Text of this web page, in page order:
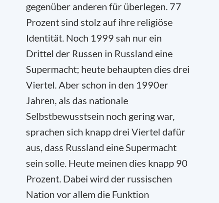
gegenüber anderen für überlegen. 77
Prozent sind stolz auf ihre religiöse
Identität. Noch 1999 sah nur ein
Drittel der Russen in Russland eine
Supermacht; heute behaupten dies drei
Viertel. Aber schon in den 1990er
Jahren, als das nationale
Selbstbewusstsein noch gering war,
sprachen sich knapp drei Viertel dafür
aus, dass Russland eine Supermacht
sein solle. Heute meinen dies knapp 90
Prozent. Dabei wird der russischen
Nation vor allem die Funktion